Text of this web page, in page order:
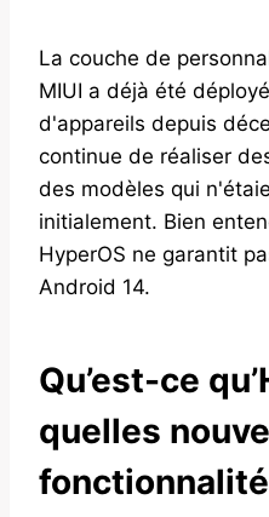
La couche de
MIUI a déjà été
d'appareils depuis
continue de réaliser
des modèles qui
initialement. Bien
HyperOS ne garantit
Android 14.
Qu’est-ce
quelles